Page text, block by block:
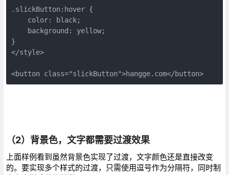
.slickButton:hover {
    color: black;
    background: yellow;
}
</style>
<button class="slickButton">hangge.com</button>
（2）背景色，文字都需要过渡效果
上面样例看到虽然背景色实现了过渡，文字颜色还是直接改变
的。要实现多个样式的过渡，只需使用逗号作为分隔符，同时制